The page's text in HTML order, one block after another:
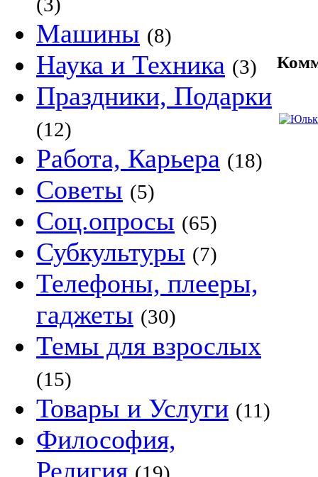
Машины (8)
Наука и Техника (3)
Праздники, Подарки
(12)
Работа, Карьера (18)
Советы (5)
Соц.опросы (65)
Субкультуры (7)
Телефоны, плееры,
гаджеты (30)
Темы для взрослых
(15)
Товары и Услуги (11)
Философия,
Религия